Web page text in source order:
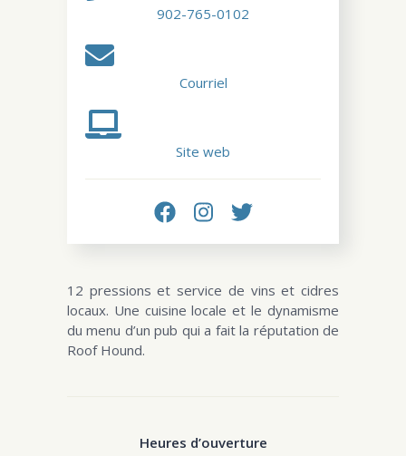
902-765-0102
Courriel
Site web
12 pressions et service de vins et cidres
locaux. Une cuisine locale et le dynamisme
du menu d’un pub qui a fait la réputation de
Roof Hound.
Heures d’ouverture